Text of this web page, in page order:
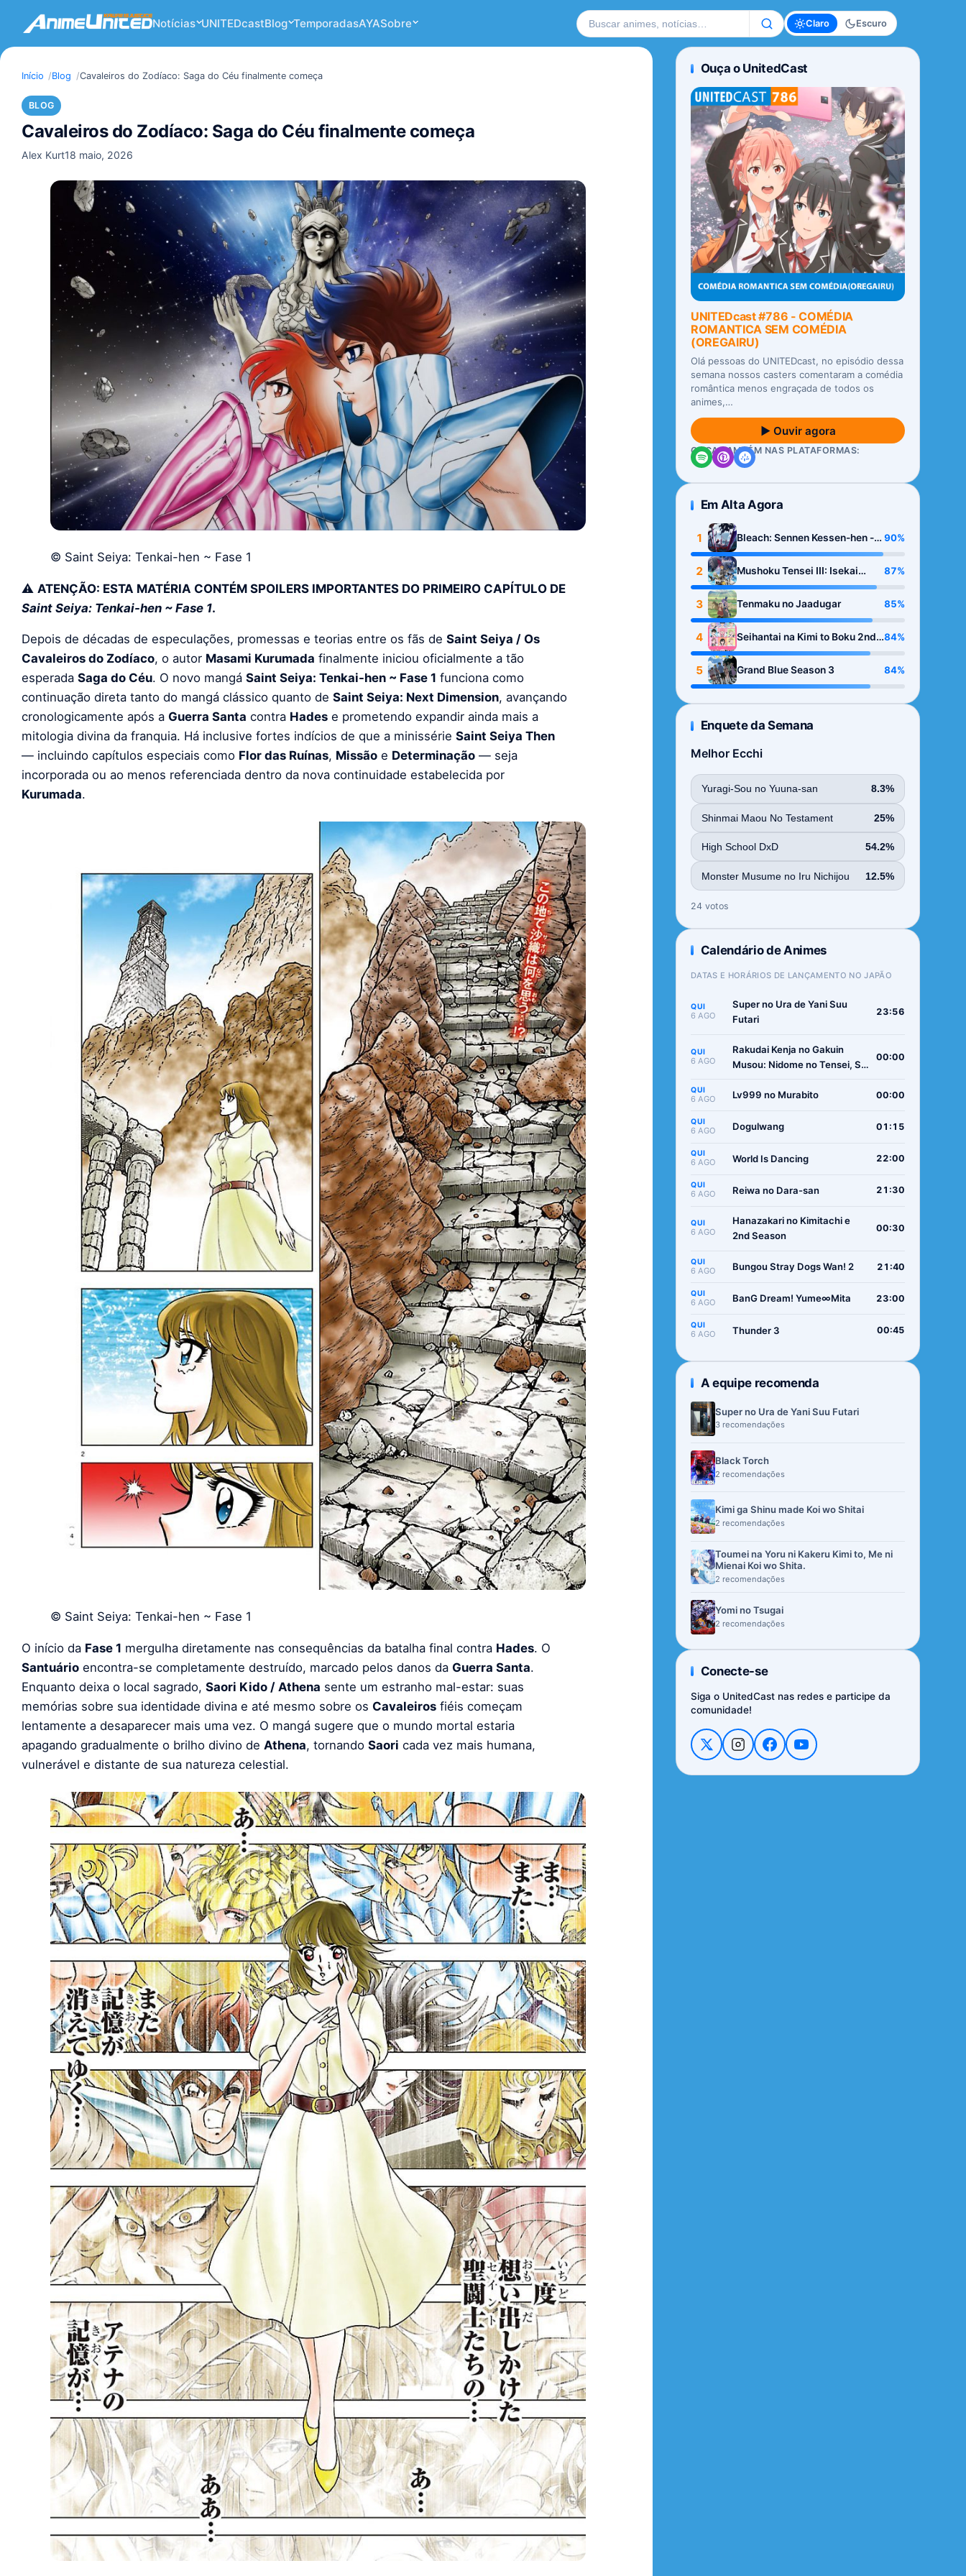
Notícias UNITEDcastBlog TemporadasAYASobre Buscar no site Claro Escuro
Início Blog Cavaleiros do Zodíaco: Saga do Céu finalmente começa
BLOG
Cavaleiros do Zodíaco: Saga do Céu finalmente começa
Alex Kurt18 maio, 2026
© Saint Seiya: Tenkai-hen ~ Fase 1
⚠️ ATENÇÃO: ESTA MATÉRIA CONTÉM SPOILERS IMPORTANTES DO PRIMEIRO CAPÍTULO DE
Saint Seiya: Tenkai-hen ~ Fase 1.
Depois de décadas de especulações, promessas e teorias entre os fãs de Saint Seiya / Os
Cavaleiros do Zodíaco, o autor Masami Kurumada finalmente iniciou oficialmente a tão
esperada Saga do Céu. O novo mangá Saint Seiya: Tenkai-hen ~ Fase 1 funciona como
continuação direta tanto do mangá clássico quanto de Saint Seiya: Next Dimension, avançando
cronologicamente após a Guerra Santa contra Hades e prometendo expandir ainda mais a
mitologia divina da franquia. Há inclusive fortes indícios de que a minissérie Saint Seiya Then
— incluindo capítulos especiais como Flor das Ruínas, Missão e Determinação — seja
incorporada ou ao menos referenciada dentro da nova continuidade estabelecida por
Kurumada.
© Saint Seiya: Tenkai-hen ~ Fase 1
O início da Fase 1 mergulha diretamente nas consequências da batalha final contra Hades. O
Santuário encontra-se completamente destruído, marcado pelos danos da Guerra Santa.
Enquanto deixa o local sagrado, Saori Kido / Athena sente um estranho mal-estar: suas
memórias sobre sua identidade divina e até mesmo sobre os Cavaleiros fiéis começam
lentamente a desaparecer mais uma vez. O mangá sugere que o mundo mortal estaria
apagando gradualmente o brilho divino de Athena, tornando Saori cada vez mais humana,
vulnerável e distante de sua natureza celestial.
Ouça o UnitedCast
UNITEDcast #786 - COMÉDIA
ROMANTICA SEM COMÉDIA
(OREGAIRU)
Olá pessoas do UNITEDcast, no episódio dessa
semana nossos casters comentaram a comédia
romântica menos engraçada de todos os
animes,…
▶ Ouvir agora
OUÇA TAMBÉM NAS PLATAFORMAS:
Em Alta Agora
1
Bleach: Sennen Kessen-hen -
Kashin-tan
90%
2
Mushoku Tensei III: Isekai
Ittara Honki Dasu
87%
3 Tenmaku no Jaadugar 85%
4
Seihantai na Kimi to Boku 2nd
Season
84%
5 Grand Blue Season 3 84%
Enquete da Semana
Melhor Ecchi
Yuragi-Sou no Yuuna-san 8.3%
Shinmai Maou No Testament 25%
High School DxD 54.2%
Monster Musume no Iru Nichijou 12.5%
24 votos
Calendário de Animes
DATAS E HORÁRIOS DE LANÇAMENTO NO JAPÃO
QUI
6 AGO
Super no Ura de Yani Suu
Futari
23:56
QUI
6 AGO
Rakudai Kenja no Gakuin
Musou: Nidome no Tensei, S-
Boukenroku
00:00
QUI
6 AGO Lv999 no Murabito 00:00
QUI
6 AGO Dogulwang 01:15
QUI
6 AGO World Is Dancing 22:00
QUI
6 AGO Reiwa no Dara-san 21:30
QUI
6 AGO
Hanazakari no Kimitachi e
2nd Season
00:30
QUI
6 AGO Bungou Stray Dogs Wan! 2 21:40
QUI
6 AGO BanG Dream! Yume∞Mita 23:00
QUI
6 AGO Thunder 3 00:45
A equipe recomenda
Super no Ura de Yani Suu Futari
3 recomendações
Black Torch
2 recomendações
Kimi ga Shinu made Koi wo Shitai
2 recomendações
Toumei na Yoru ni Kakeru Kimi to, Me ni
Mienai Koi wo Shita.
2 recomendações
Yomi no Tsugai
2 recomendações
Conecte-se
Siga o UnitedCast nas redes e participe da
comunidade!